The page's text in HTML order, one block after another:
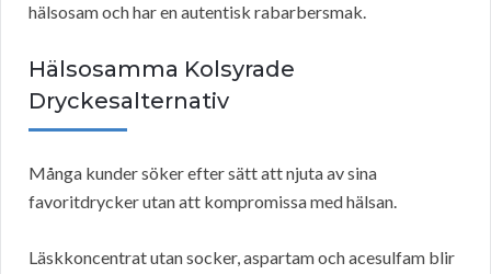
hälsosam och har en autentisk rabarbersmak.
Hälsosamma Kolsyrade
Dryckesalternativ
Många kunder söker efter sätt att njuta av sina
favoritdrycker utan att kompromissa med hälsan.
Läskkoncentrat utan socker, aspartam och acesulfam blir